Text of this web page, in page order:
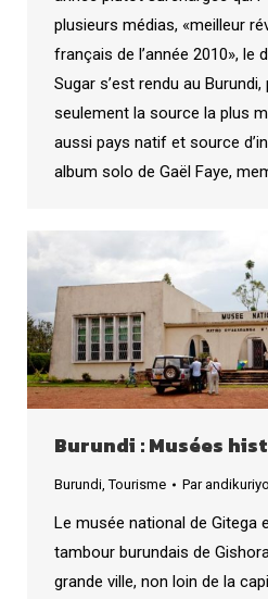
plusieurs médias, «meilleur
français de l’année 2010», le
Sugar s’est rendu au
seulement la source la plus
aussi pays natif et source
album solo de Gaël Faye,
Burundi : Musées
Burundi ,Tourisme Parandikuriyo
Le musée national de Gitega
tambour burundais de
grande ville, non loin de la